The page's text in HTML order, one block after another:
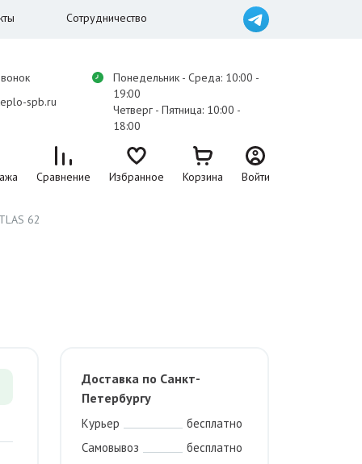
Сотрудничество
spb.ru
Понедельник - Среда: 10:00 -
19:00
Четверг - Пятница: 10:00 -
18:00
Сравнение Избранное Корзина Войти
62
Доставка по Санкт-
Петербургу
Курьер
бесплатно
Самовывоз
бесплатно